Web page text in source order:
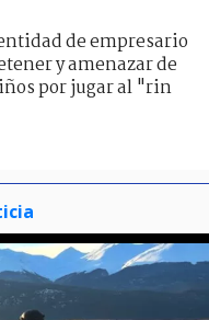
de empresario
y amenazar de
por jugar al "rin